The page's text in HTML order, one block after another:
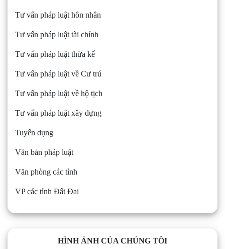
Tư vấn pháp luật hôn nhân
Tư vấn pháp luật tài chính
Tư vấn pháp luật thừa kế
Tư vấn pháp luật về Cư trú
Tư vấn pháp luật về hộ tịch
Tư vấn pháp luật xây dựng
Tuyển dụng
Văn bản pháp luật
Văn phòng các tỉnh
VP các tỉnh Đất Đai
HÌNH ẢNH CỦA CHÚNG TÔI